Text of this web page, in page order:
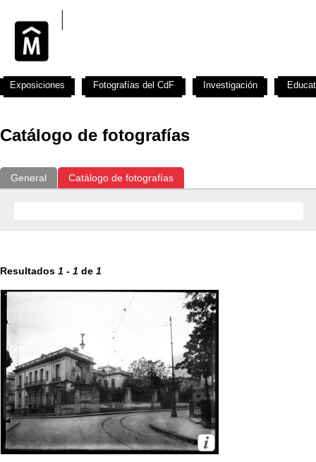
Catálogo de fotografías
General Catálogo de fotografías
Resultados 1 - 1 de 1
Exposiciones Fotografías del CdF Investigación